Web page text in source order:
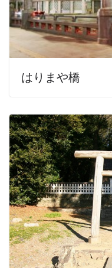
はりまや橋